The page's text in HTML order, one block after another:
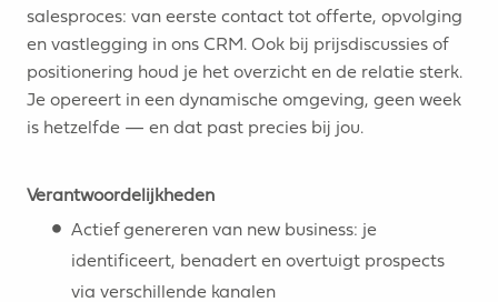
salesproces: van eerste contact tot offerte, opvolging
en vastlegging in ons CRM. Ook bij prijsdiscussies of
positionering houd je het overzicht en de relatie sterk.
Je opereert in een dynamische omgeving, geen week
is hetzelfde — en dat past precies bij jou.
Verantwoordelijkheden
Actief genereren van new business: je
identificeert, benadert en overtuigt prospects
via verschillende kanalen